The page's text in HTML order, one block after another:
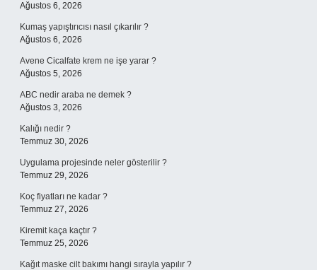
Ağustos 6, 2026
Kumaş yapıştırıcısı nasıl çıkarılır ?
Ağustos 6, 2026
Avene Cicalfate krem ne işe yarar ?
Ağustos 5, 2026
ABC nedir araba ne demek ?
Ağustos 3, 2026
Kalığı nedir ?
Temmuz 30, 2026
Uygulama projesinde neler gösterilir ?
Temmuz 29, 2026
Koç fiyatları ne kadar ?
Temmuz 27, 2026
Kiremit kaça kaçtır ?
Temmuz 25, 2026
Kağıt maske cilt bakımı hangi sırayla yapılır ?